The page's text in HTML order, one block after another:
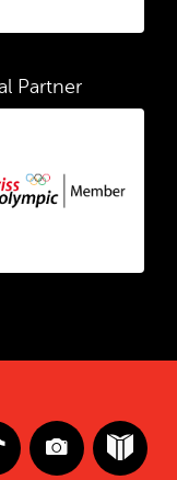
Partner